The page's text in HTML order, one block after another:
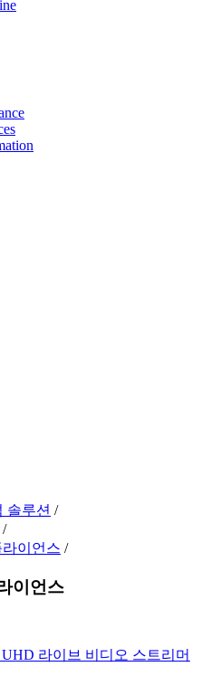
솔루션 /
/
이언스 /
이언스
라이브 비디오 스트리머